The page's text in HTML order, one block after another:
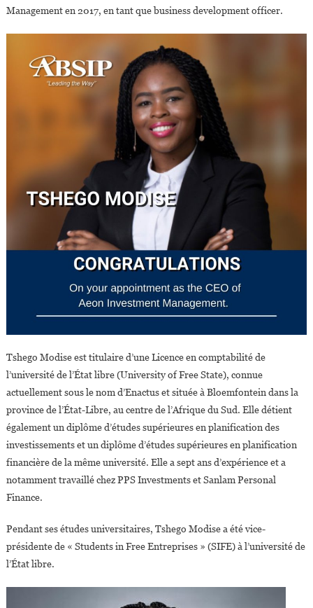
Management en 2017, en tant que business development officer.
Tshego Modise est titulaire d’une Licence en comptabilité de
l’université de l’État libre (University of Free State), connue
actuellement sous le nom d’Enactus et située à Bloemfontein dans la
province de l’État-Libre, au centre de l’Afrique du Sud. Elle détient
également un diplôme d’études supérieures en planification des
investissements et un diplôme d’études supérieures en planification
financière de la même université. Elle a sept ans d’expérience et a
notamment travaillé chez PPS Investments et Sanlam Personal
Finance.
Pendant ses études universitaires, Tshego Modise a été vice-
présidente de « Students in Free Entreprises » (SIFE) à l’université de
l’État libre.